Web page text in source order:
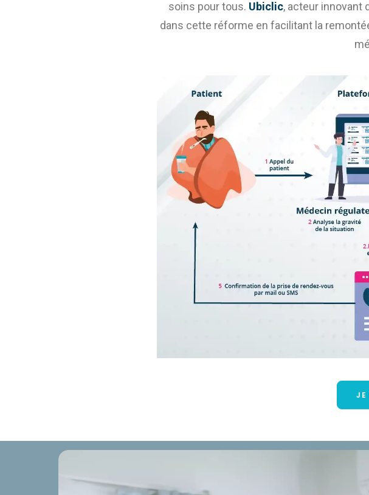
soins pour tous. Ubiclic, acteur innovant
dans cette réforme en facilitant la
JE